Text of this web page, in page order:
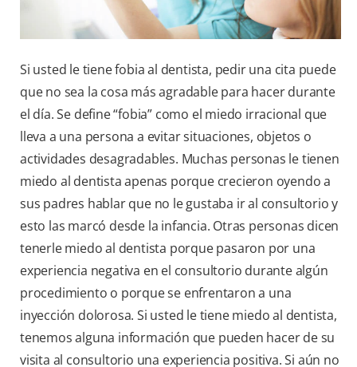
Si usted le tiene fobia al dentista, pedir una cita puede
que no sea la cosa más agradable para hacer durante
el día. Se define “fobia” como el miedo irracional que
lleva a una persona a evitar situaciones, objetos o
actividades desagradables. Muchas personas le tienen
miedo al dentista apenas porque crecieron oyendo a
sus padres hablar que no le gustaba ir al consultorio y
esto las marcó desde la infancia. Otras personas dicen
tenerle miedo al dentista porque pasaron por una
experiencia negativa en el consultorio durante algún
procedimiento o porque se enfrentaron a una
inyección dolorosa. Si usted le tiene miedo al dentista,
tenemos alguna información que pueden hacer de su
visita al consultorio una experiencia positiva. Si aún no